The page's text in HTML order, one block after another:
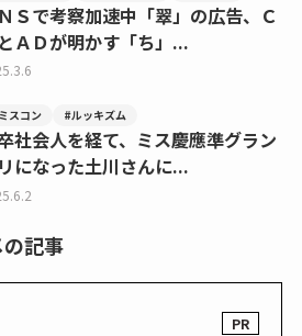
Ｓで考察加速中「翠」の広告、Ｃ
ＡＤが明かす「ち」...
スコン #ルッキズム
社会人を経て、ミス慶應準グラン
になった土川さんに...
記事